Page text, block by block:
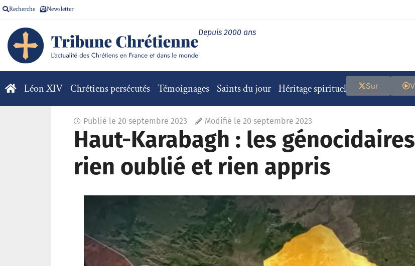
Recherche Newsletter
Depuis 2000 ans
Léon XIV Chrétiens persécutés Témoignages Saints du jour Héritage spirituel Sur
Publié le 20 septembre 2023 Modifié le 20 septembre 2023
Haut-Karabagh : les
rien oublié et rien appris